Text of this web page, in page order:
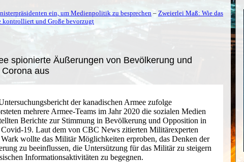
ein, um Medienpolitik zu besprechen – Zweierlei Maß: Wie das
kontrolliert und Große bevorzugt
spionierte Äußerungen von Bevölkerung und
aus
der kanadischen Armee zufolge
mehrere Armee-Teams im Jahr 2020 die sozialen Medien
Berichte zur Stimmung in Bevölkerung und Opposition in
Covid-19. Laut dem von CBC News zitierten Militärexperten
wollte das Militär Möglichkeiten erproben, das Denken der
zu beeinflussen, die Untersützung für das Militär zu steigern
Informationsaktivitäten zu begegnen.